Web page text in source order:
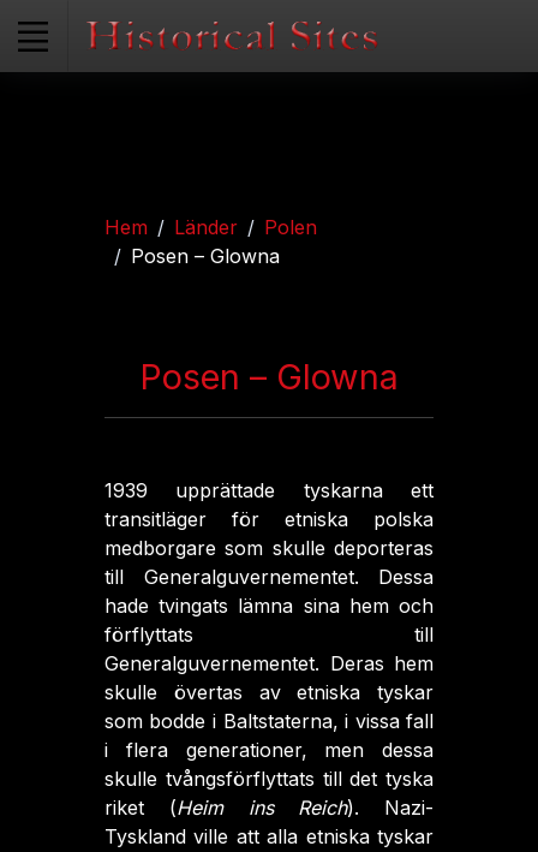
Hem Länder
Polen
Posen – Glowna
Posen – Glowna
1939 upprättade tyskarna ett
transitläger för etniska polska
medborgare som skulle deporteras
till Generalguvernementet. Dessa
hade tvingats lämna sina hem och
förflyttats till
Generalguvernementet. Deras hem
skulle övertas av etniska tyskar
som bodde i Baltstaterna, i vissa fall
i flera generationer, men dessa
skulle tvångsförflyttats till det tyska
riket (Heim ins Reich). Nazi-
Tyskland ville att alla etniska tyskar